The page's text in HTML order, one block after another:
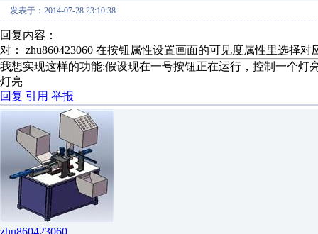
发表于：2014-07-28 23:10:38
回复内容：
对： zhu860423060 在按钮属性设置画面的可见度属性里选择对
我想实现这样的功能:假设现在一号按钮正在运行，控制一个
灯亮
回复 引用 举报
zhu860423060